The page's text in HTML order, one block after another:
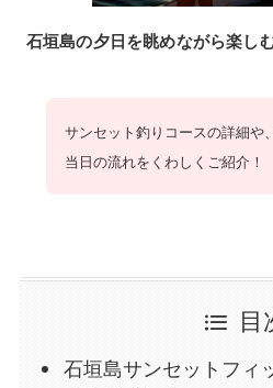
石垣島の夕日を眺めながら楽し
サンセット釣りコースの詳細や
当日の流れをくわしくご紹介！
目
石垣島サンセットフィ